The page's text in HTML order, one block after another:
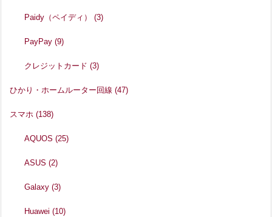
Paidy（ペイディ）(3)
PayPay(9)
クレジットカード(3)
ひかり・ホームルーター回線 (47)
スマホ (138)
AQUOS(25)
ASUS(2)
Galaxy(3)
Huawei(10)